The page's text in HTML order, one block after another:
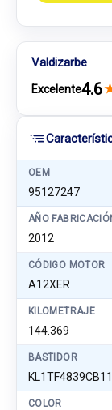
OEM
95127247
AÑO
2012
CÓDIGO MOTOR
A12XER
KILOMETRAJE
144.369
BASTIDOR
COLOR
Valdizarbe
Excelente4.6